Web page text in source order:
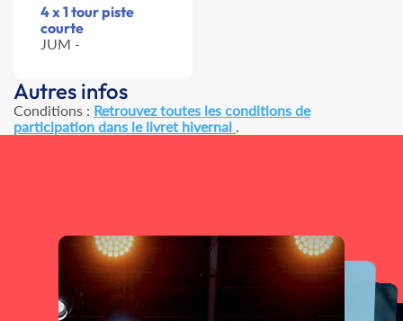
4 x 1 tour piste
courte
JUM -
Autres infos
Conditions : Retrouvez toutes les conditions de
participation dans le livret hivernal .